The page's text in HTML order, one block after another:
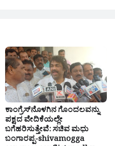
ಕಾಂಗ್ರೆಸ್‌ನೊಳಗಿನ ಗೊಂದಲವನ್ನು
ಪಕ್ಷದ ವೇದಿಕೆಯಲ್ಲೇ
ಬಗೆಹರಿಸುತ್ತೇವೆ: ಸಚಿವ ಮಧು
ಬಂಗಾರಪ್ಪ-shivamogga